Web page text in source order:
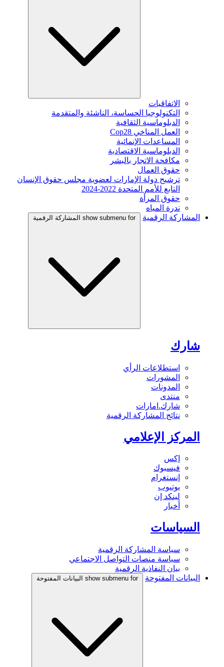
الاتفاقيات
التكنولوجيا الحساسة، الناشئة والمتقدمة
الدبلوماسية الثقافية
العمل المناخي Cop28
المساعدات الإنمائية
الدبلوماسية الاقتصادية
مكافحة الاتجار بالبشر
حقوق العمال
ترشيح دولة الإمارات لعضوية مجلس حقوق الإنسان
التابع للأمم المتحدة 2022-2024
حقوق المرأة
ندرة المياه
المشاركة الرقمية
show submenu for المشاركة الرقمية
شارك
استطلاعات الرأي
المشورات
المدونات
منتدى
شارك.امارات
نتائج المشاركة الرقمية
المركز الإعلامي
إكس
فيسبوك
إنستغرام
يوتيوب
لينكد إن
أخبار
السياسات
سياسة المشاركة الرقمية
سياسة منصات التواصل الاجتماعي
بيان النفاذية الرقمية
البيانات المفتوحة
show submenu for البيانات المفتوحة